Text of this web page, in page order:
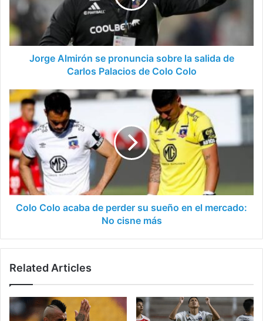
salida
de
Carlos
Palacios
Colo
Jorge Almirón se pronuncia sobre la salida de
Carlos Palacios de Colo Colo
Colo
Colo
acaba
de
perder
su
sueño
en
el
mercado:
Colo Colo acaba de perder su sueño en el mercado:
No cisne más
Related Articles